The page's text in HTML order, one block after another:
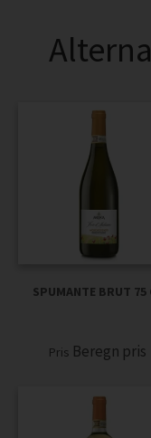
SPUMANTE BRUT 75
Pris Beregn pris